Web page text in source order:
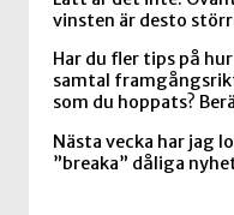
vinsten är desto
Har du fler tips på
samtal
som du hoppats?
Nästa vecka har jag
”breaka” dåliga